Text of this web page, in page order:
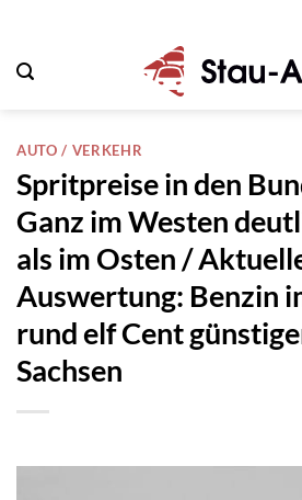
springen
AUTO / VERKEHR
Spritpreise in den
Ganz im Westen
als im Osten /
Auswertung: Benzin
rund elf Cent
Sachsen